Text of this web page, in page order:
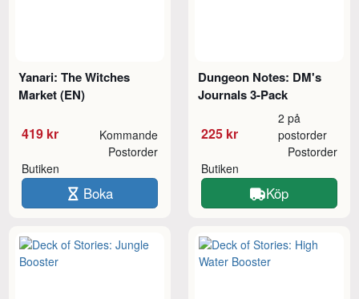
Yanari: The Witches
Market (EN)
419 kr Kommande
Butiken
Postorder
Boka
Dungeon Notes: DM's
Journals 3-Pack
225 kr
2 på
postorder
Butiken
Postorder
Köp